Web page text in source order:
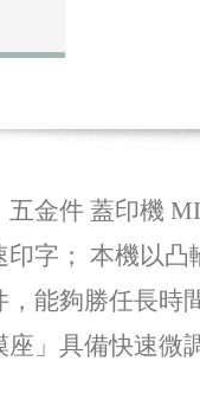
五金件 蓋印機
印字； 本機以
，能夠勝任長時
座」具備快速